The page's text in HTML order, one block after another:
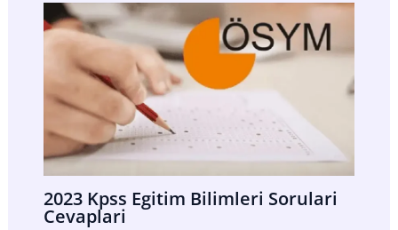
2023 Kpss Egitim Bilimleri Sorulari
Cevaplari